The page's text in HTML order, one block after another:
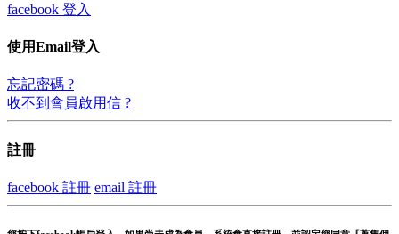
facebook 登入
使用Email登入
忘記密碼 ?
收不到會員啟用信 ?
註冊
facebook 註冊 email 註冊